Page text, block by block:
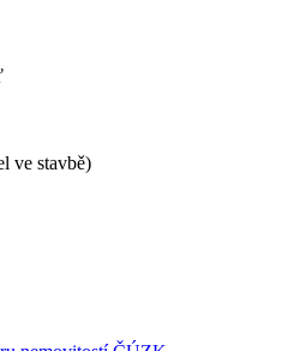
ve stavbě)